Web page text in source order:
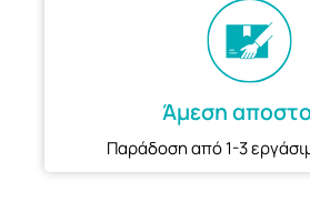
Άμεση
Παράδοση από 1-3